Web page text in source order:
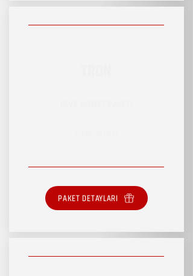
PAKET DETAYLARI